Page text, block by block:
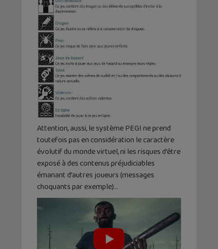
Attention, aussi, le système PEGI ne prend
toutefois pas en considération le caractère
évolutif du monde virtuel, ni les risques d’être
exposé à des contenus préjudiciables
émanant d’autres joueurs (messages
choquants par exemple)…